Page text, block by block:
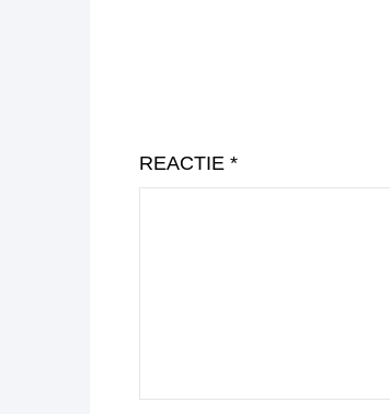
REACTIE *